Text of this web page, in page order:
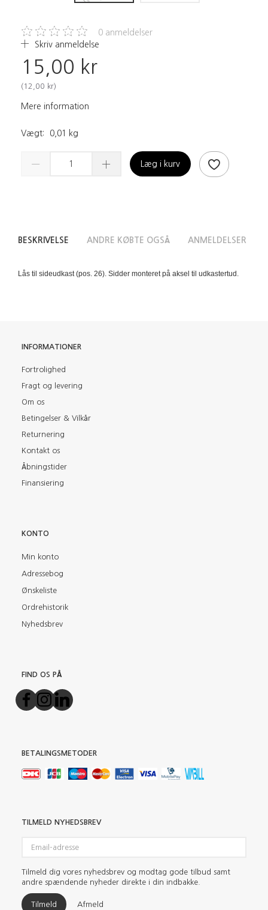
0 anmeldelser
Skriv anmeldelse
15,00 kr
( 12,00 kr)
Mere information
Vægt: 0,01 kg
Læg i kurv
BESKRIVELSE ANDRE KØBTE OGSÅ ANMELDELSER
Lås til sideudkast (pos. 26). Sidder monteret på aksel til udkastertud.
INFORMATIONER
Fortrolighed
Fragt og levering
Om os
Betingelser & Vilkår
Returnering
Kontakt os
Åbningstider
Finansiering
KONTO
Min konto
Adressebog
Ønskeliste
Ordrehistorik
Nyhedsbrev
FIND OS PÅ
BETALINGSMETODER
TILMELD NYHEDSBREV
adresse
Tilmeld dig vores nyhedsbrev og modtag gode tilbud samt
andre spændende nyheder direkte i din indbakke.
Tilmeld Afmeld